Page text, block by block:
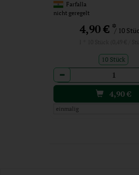
Farfalla
nicht geregelt
4,90 €*/ 10
10 Stück
Anzahl
4,90€